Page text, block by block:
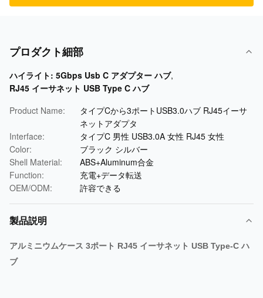
プロダクト細部
ハイライト: 5Gbps Usb C アダプター ハブ,
RJ45 イーサネット USB Type C ハブ
Product Name:
タイプCから3ポートUSB3.0ハブ RJ45イーサ
ネットアダプタ
Interface:
タイプC 男性 USB3.0A 女性 RJ45 女性
Color:
ブラック シルバー
Shell Material:
ABS+Aluminum合金
Function:
充電+データ転送
OEM/ODM:
許容できる
製品説明
アルミニウムケース 3ポート RJ45 イーサネット USB Type-C ハ
ブ